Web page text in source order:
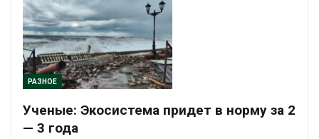
РАЗНОЕ
Ученые: Экосистема придет в норму за 2
— 3 года